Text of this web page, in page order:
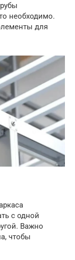
необходимо.
для
с одной
Важно
чтобы